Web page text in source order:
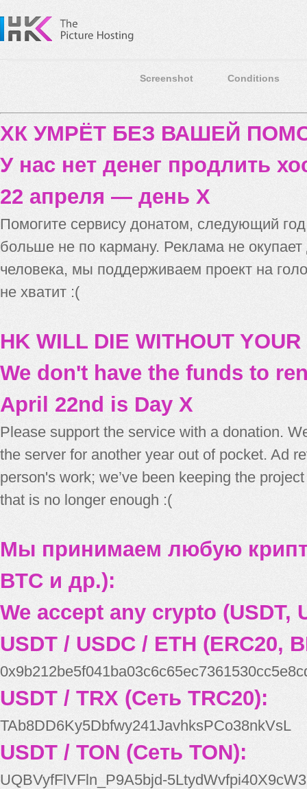
Screenshot Conditions
ХК УМРЁТ БЕЗ ВАШЕЙ
У нас нет денег продлить
22 апреля — день X
Помогите сервису донатом, следующий
больше не по карману. Реклама не
человека, мы поддерживаем проект на
не хватит :(
HK WILL DIE WITHOUT
We don't have the funds to
April 22nd is Day X
Please support the service with a donation.
the server for another year out of pocket. Ad
person's work; we’ve been keeping the
that is no longer enough :(
Мы принимаем любую
BTC и др.):
We accept any crypto (USDT,
USDT / USDC / ETH (ERC20,
USDT / TRX (Сеть TRC20):
TAb8DD6Ky5Dbfwy241JavhksPCo38nkVsL
USDT / TON (Сеть TON):
UQBVyfFlVFln_P9A5bjd-